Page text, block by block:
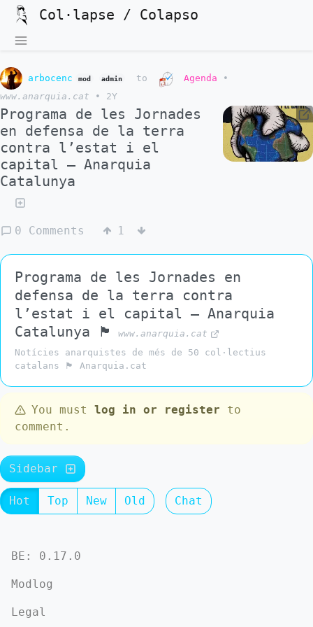
Col·lapse / Colapso
arbocenc mod admin to Agenda
•
www.anarquia.cat
• 2Y
Programa de les Jornades
en defensa de la terra
contra l’estat i el
capital – Anarquia
Catalunya
0 Comments 1
Programa de les Jornades en
defensa de la terra contra
l’estat i el capital – Anarquia
Catalunya 🏴
www.anarquia.cat
Notícies anarquistes de més de 50 col·lectius
catalans 🏴 Anarquia.cat
You must log in or register to
comment.
Sidebar
Hot Top New Old Chat
BE: 0.17.0
Modlog
Legal